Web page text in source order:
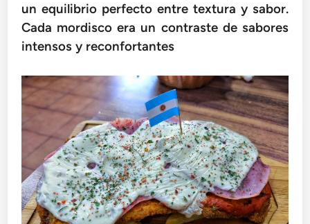
un equilibrio perfecto entre textura y sabor.
Cada mordisco era un contraste de sabores
intensos y reconfortantes